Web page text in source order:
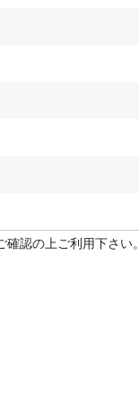
認の上ご利用下さい。